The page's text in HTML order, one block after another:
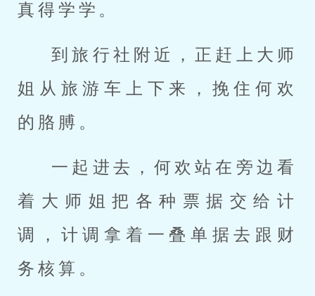
真得学学。
到旅行社附近，正赶上大师
姐从旅游车上下来，挽住何欢
的胳膊。
一起进去，何欢站在旁边看
着大师姐把各种票据交给计
调，计调拿着一叠单据去跟财
务核算。